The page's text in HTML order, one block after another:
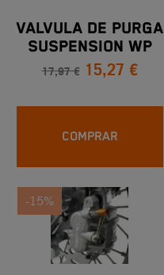
VALVULA DE PURGA
SUSPENSION WP
KTM
17,97 € 15,27 €
COMPRAR
-15%